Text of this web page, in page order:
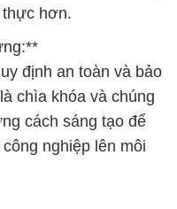
thực hơn.
định an toàn và bảo
chìa khóa và chúng
cách sáng tạo để
nghiệp lên môi